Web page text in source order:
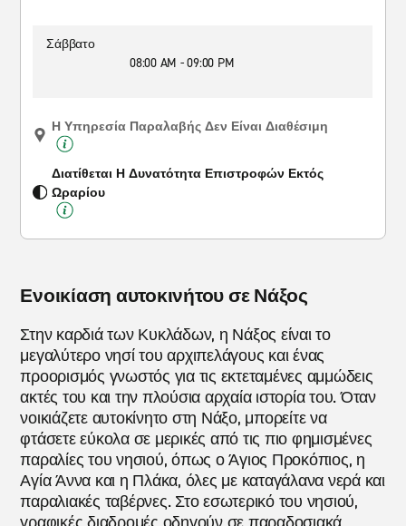
Σάββατο
08:00 AM - 09:00 PM
Η Υπηρεσία Παραλαβής Δεν Είναι Διαθέσιμη
Διατίθεται Η Δυνατότητα Επιστροφών Εκτός
Ωραρίου
Ενοικίαση αυτοκινήτου σε Νάξος
Στην καρδιά των Κυκλάδων, η Νάξος είναι το
μεγαλύτερο νησί του αρχιπελάγους και ένας
προορισμός γνωστός για τις εκτεταμένες αμμώδεις
ακτές του και την πλούσια αρχαία ιστορία του. Όταν
νοικιάζετε αυτοκίνητο στη Νάξο, μπορείτε να
φτάσετε εύκολα σε μερικές από τις πιο φημισμένες
παραλίες του νησιού, όπως ο Άγιος Προκόπιος, η
Αγία Άννα και η Πλάκα, όλες με καταγάλανα νερά και
παραλιακές ταβέρνες. Στο εσωτερικό του νησιού,